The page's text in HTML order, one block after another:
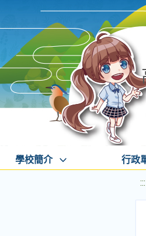
學校簡介 行政
:::